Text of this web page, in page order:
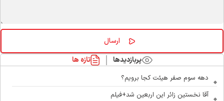
پربازدیدها تازه ها
دهه سوم صفر هیئت کجا برویم؟
آقا نخستین زائر این اربعین شد+فیلم